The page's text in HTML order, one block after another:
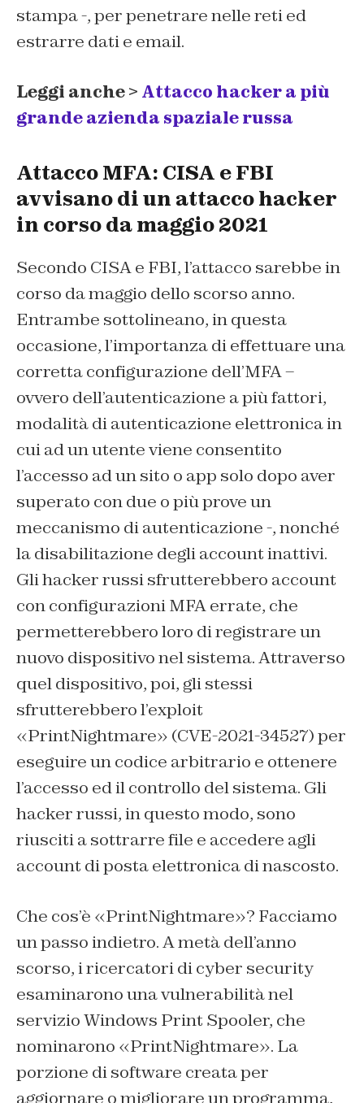
stampa -, per penetrare nelle reti ed
estrarre dati e email.
Leggi anche > Attacco hacker a più
grande azienda spaziale russa
Attacco MFA: CISA e FBI
avvisano di un attacco hacker
in corso da maggio 2021
Secondo CISA e FBI, l’attacco sarebbe in
corso da maggio dello scorso anno.
Entrambe sottolineano, in questa
occasione, l’importanza di effettuare una
corretta configurazione dell’MFA –
ovvero dell’autenticazione a più fattori,
modalità di autenticazione elettronica in
cui ad un utente viene consentito
l’accesso ad un sito o app solo dopo aver
superato con due o più prove un
meccanismo di autenticazione -, nonché
la disabilitazione degli account inattivi.
Gli hacker russi sfrutterebbero account
con configurazioni MFA errate, che
permetterebbero loro di registrare un
nuovo dispositivo nel sistema. Attraverso
quel dispositivo, poi, gli stessi
sfrutterebbero l’exploit
«PrintNightmare» (CVE-2021-34527) per
eseguire un codice arbitrario e ottenere
l’accesso ed il controllo del sistema. Gli
hacker russi, in questo modo, sono
riusciti a sottrarre file e accedere agli
account di posta elettronica di nascosto.
Che cos’è «PrintNightmare»? Facciamo
un passo indietro. A metà dell’anno
scorso, i ricercatori di cyber security
esaminarono una vulnerabilità nel
servizio Windows Print Spooler, che
nominarono «PrintNightmare». La
porzione di software creata per
aggiornare o migliorare un programma,